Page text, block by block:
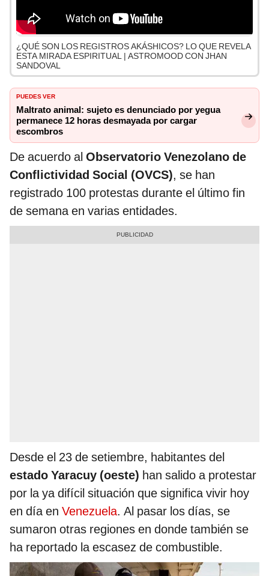
¿QUÉ SON LOS REGISTROS AKÁSHICOS? LO QUE REVELA
ESTA MIRADA ESPIRITUAL | ASTROMOOD CON JHAN
SANDOVAL
PUEDES VER
Maltrato animal: sujeto es denunciado por yegua
permanece 12 horas desmayada por cargar
escombros
De acuerdo al Observatorio Venezolano de
Conflictividad Social (OVCS), se han
registrado 100 protestas durante el último fin
de semana en varias entidades.
Desde el 23 de setiembre, habitantes del
estado Yaracuy (oeste) han salido a protestar
por la ya difícil situación que significa vivir hoy
en día en Venezuela. Al pasar los días, se
sumaron otras regiones en donde también se
ha reportado la escasez de combustible.